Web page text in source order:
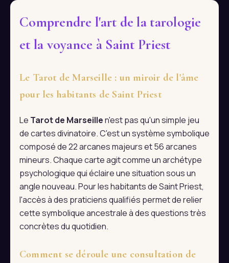
Comprendre l'art de la tarologie
et la voyance à Saint Priest
Le Tarot de Marseille : un miroir de l'âme
pour les habitants de Saint Priest
Le Tarot de Marseillen'est pas qu'un simple jeu
de cartes divinatoire. C'est un système symbolique
composé de 22 arcanes majeurs et 56 arcanes
mineurs. Chaque carte agit comme un archétype
psychologique qui éclaire une situation sous un
angle nouveau. Pour les habitants de Saint Priest,
l'accès à des praticiens qualifiés permet de relier
cette symbolique ancestrale à des questions très
concrètes du quotidien.
Comment se déroule une consultation de